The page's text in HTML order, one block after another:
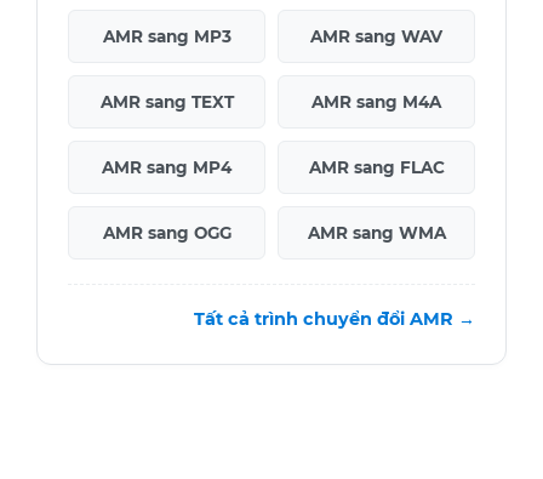
AMR sang MP3 AMR sang WAV
AMR sang TEXT AMR sang M4A
AMR sang MP4 AMR sang FLAC
AMR sang OGG AMR sang WMA
Tất cả trình chuyển đổi AMR →